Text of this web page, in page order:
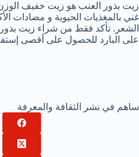
زيت بذور العنب هو زيت خفيف
غني بالمغذيات الحيوية و مضادات
الشعر. تأكد فقط من شراء زيت بذور
على البارد للحصول على أقصى
ساهم في نشر الثقافة والمعرفة